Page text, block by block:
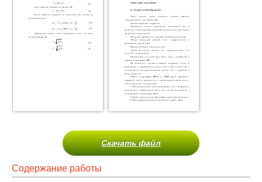
Скачать файл
Содержание работы